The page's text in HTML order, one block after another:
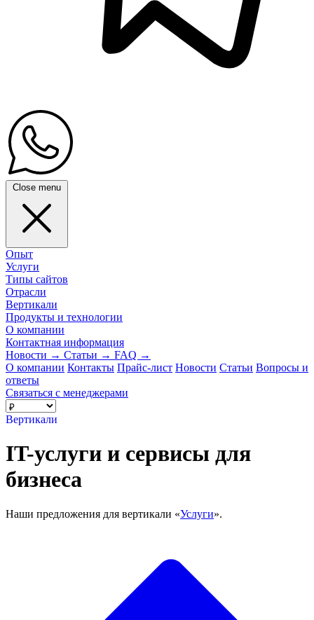
Close menu
Опыт
Услуги
Типы сайтов
Отрасли
Вертикали
Продукты и технологии
О компании
Контактная информация
Новости → Статьи → FAQ →
О компании Контакты Прайс-лист Новости Статьи Вопросы и
ответы
Связаться с менеджерами
Вертикали
IT-услуги и сервисы для
бизнеса
Наши предложения для вертикали «Услуги».